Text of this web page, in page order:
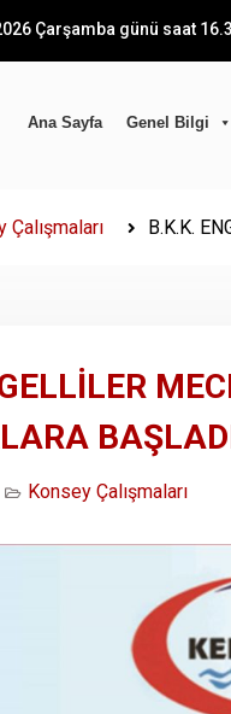
Çarşamba günü saat
ORHAN AKIN YİNE
ve Demokratik
Ana Sayfa Genel Bilgi
Çalışmaları B.K.K.
Konsey Çalışmaları